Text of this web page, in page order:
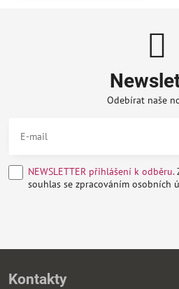
Odebírat naše
NEWSLETTER přihlášení k odběru.
souhlas se
Kontakty